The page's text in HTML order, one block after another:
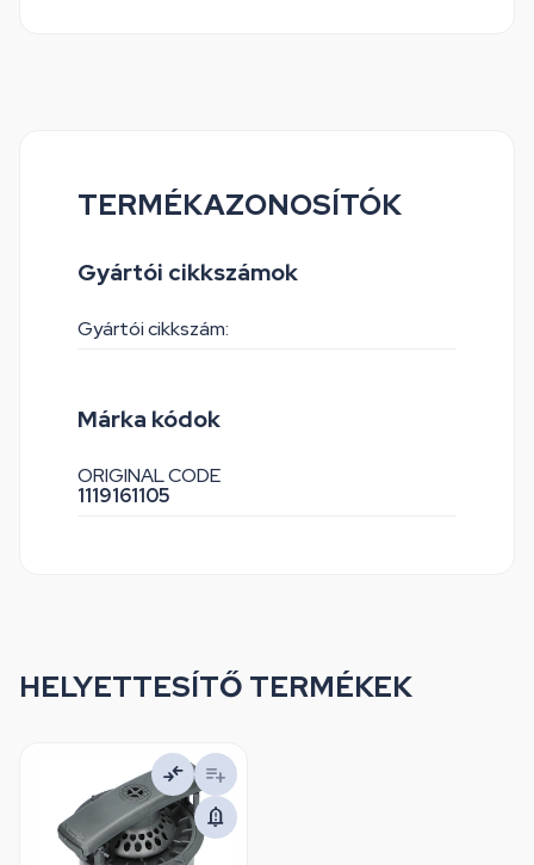
TERMÉKAZONOSÍTÓK
Gyártói cikkszámok
Gyártói cikkszám:
Márka kódok
ORIGINAL CODE
1119161105
HELYETTESÍTŐ TERMÉKEK